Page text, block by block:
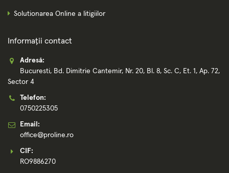
Solutionarea Online a litigiilor
Informații contact
Adresă:
Bucuresti, Bd. Dimitrie Cantemir, Nr. 20, Bl. 8, Sc. C, Et. 1, Ap. 72,
Sector 4
Telefon:
0750225305
Email:
office@proline.ro
CIF:
RO9886270